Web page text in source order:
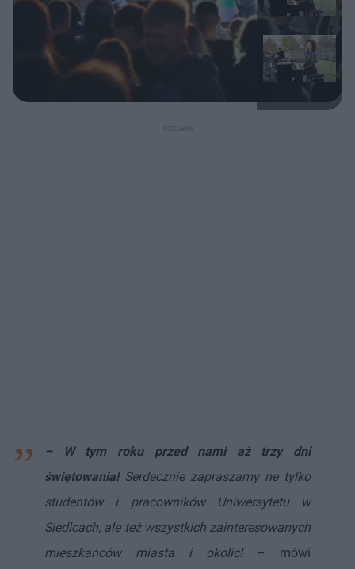
– W tym roku przed nami aż trzy dni
świętowania!Serdecznie zapraszamy ne tylko
studentów i pracowników Uniwersytetu w
Siedlcach, ale też wszystkich zainteresowanych
mieszkańców miasta i okolic!– mówi